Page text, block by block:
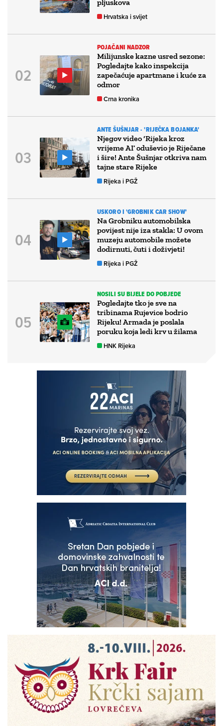
pljuskova
Hrvatska i svijet
POJAČANI NADZOR
Milijunske kazne usred sezone:
Pogledajte kako inspekcija
zapečaćuje apartmane i kuće za
odmor
Crna kronika
ANTE ŠUŠNJAR - 'RIJEČKA BOJANKA'
Njegov video ‘Rijeka kroz
vrijeme AI’ oduševio je Riječane
i šire! Ante Šušnjar otkriva nam
tajne stare Rijeke
Rijeka i PGŽ
USKORO I 'GROBNIK CAR SHOW'
Na Grobniku automobilska
povijest nije iza stakla: U ovom
muzeju automobile možete
dodirnuti, čuti i doživjeti!
Rijeka i PGŽ
NOSILI SU BIJELE DO POBJEDE
Pogledajte tko je sve na
tribinama Rujevice bodrio
Rijeku! Armada je poslala
poruku koja ledi krv u žilama
HNK Rijeka